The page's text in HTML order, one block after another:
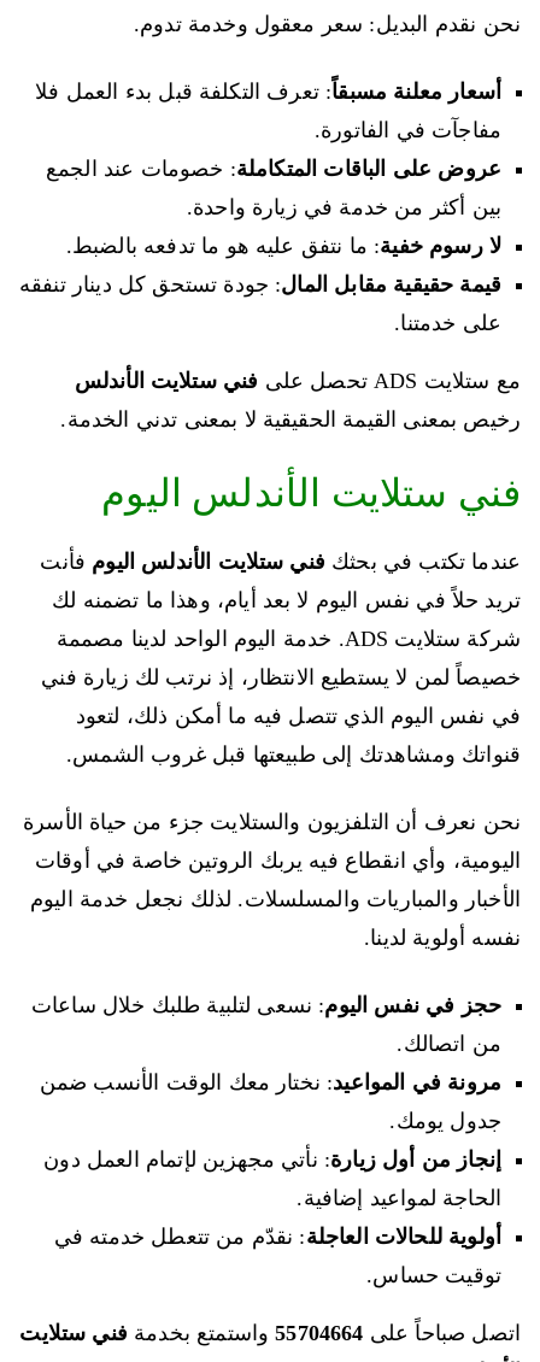
نحن نقدم البديل: سعر معقول وخدمة تدوم.
أسعار معلنة مسبقاً: تعرف التكلفة قبل بدء العمل فلا
مفاجآت في الفاتورة.
عروض على الباقات المتكاملة: خصومات عند الجمع
بين أكثر من خدمة في زيارة واحدة.
لا رسوم خفية: ما نتفق عليه هو ما تدفعه بالضبط.
قيمة حقيقية مقابل المال: جودة تستحق كل دينار تنفقه
على خدمتنا.
مع ستلايت ADS تحصل على
فني ستلايت الأندلس
رخيص بمعنى القيمة الحقيقية لا بمعنى تدني الخدمة.
فني ستلايت الأندلس اليوم
عندما تكتب في بحثك فني ستلايت الأندلس اليوم فأنت
تريد حلاً في نفس اليوم لا بعد أيام، وهذا ما تضمنه لك
شركة ستلايت ADS. خدمة اليوم الواحد لدينا مصممة
خصيصاً لمن لا يستطيع الانتظار، إذ نرتب لك زيارة فني
في نفس اليوم الذي تتصل فيه ما أمكن ذلك، لتعود
قنواتك ومشاهدتك إلى طبيعتها قبل غروب الشمس.
نحن نعرف أن التلفزيون والستلايت جزء من حياة الأسرة
اليومية، وأي انقطاع فيه يربك الروتين خاصة في أوقات
الأخبار والمباريات والمسلسلات. لذلك نجعل خدمة اليوم
نفسه أولوية لدينا.
حجز في نفس اليوم: نسعى لتلبية طلبك خلال ساعات
من اتصالك.
مرونة في المواعيد: نختار معك الوقت الأنسب ضمن
جدول يومك.
إنجاز من أول زيارة: نأتي مجهزين لإتمام العمل دون
الحاجة لمواعيد إضافية.
أولوية للحالات العاجلة: نقدّم من تتعطل خدمته في
توقيت حساس.
اتصل صباحاً على 55704664واستمتع بخدمة فني ستلايت